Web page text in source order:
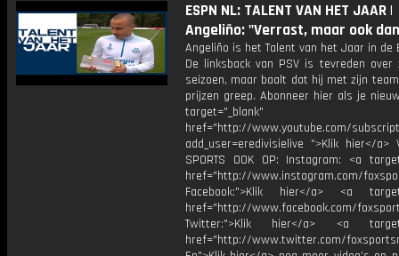
ESPN NL: TALENT VAN HET JAAR |
Angeliño: "Verrast, maar ook
Angeliño is het Talent van het Jaar in de
De linksback van PSV is tevreden over
seizoen, maar baalt dat hij met zijn
prijzen greep. Abonneer hier als je
target="_blank"
href="http://www.youtube.com/
add_user=eredivisielive ">Klik hier</a>
SPORTS OOK OP: Instagram: <a
href="http://www.instagram.com/
Facebook:">Klik hier</a> <a
href="http://www.facebook.com/
Twitter:">Klik hier</a> <a
href="http://www.twitter.com/